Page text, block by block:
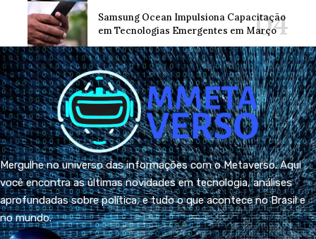
Samsung Ocean Impulsiona Capacitação
em Tecnologias Emergentes em Março
Mergulhe no universo das informações com o Metaverso. Aqui
você encontra as últimas novidades em tecnologia, análises
aprofundadas sobre política, e tudo o que acontece no Brasil e
no mundo.